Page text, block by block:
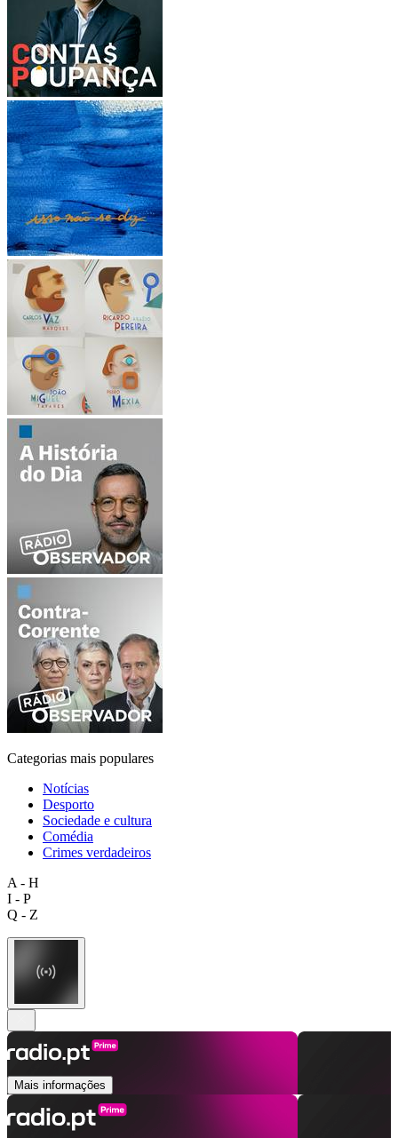
Categorias mais populares
Notícias
Desporto
Sociedade e cultura
Comédia
Crimes verdadeiros
A - H
I - P
Q - Z
Mais informações